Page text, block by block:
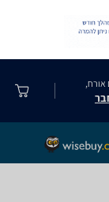
אורח,